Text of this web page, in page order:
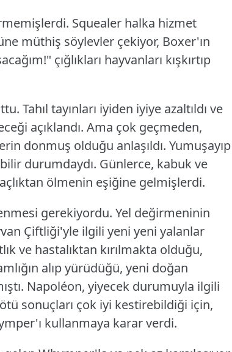
Squealer halka hizmet
müthiş söylevler çekiyor, Boxer'ın
çığlıkları hayvanları kışkırtıp
Tahıl tayınları iyiden iyiye azaltıldı ve
açıklandı. Ama çok geçmeden,
donmuş olduğu anlaşıldı. Yumuşayıp
durumdaydı. Günlerce, kabuk ve
ölmenin eşiğine gelmişlerdi.
gerekiyordu. Yel değirmeninin
Çiftliği'yle ilgili yeni yeni yalanlar
ve hastalıktan kırılmakta olduğu,
alıp yürüdüğü, yeni doğan
Napoléon, yiyecek durumuyla ilgili
sonuçları çok iyi kestirebildiği için,
kullanmaya karar verdi.